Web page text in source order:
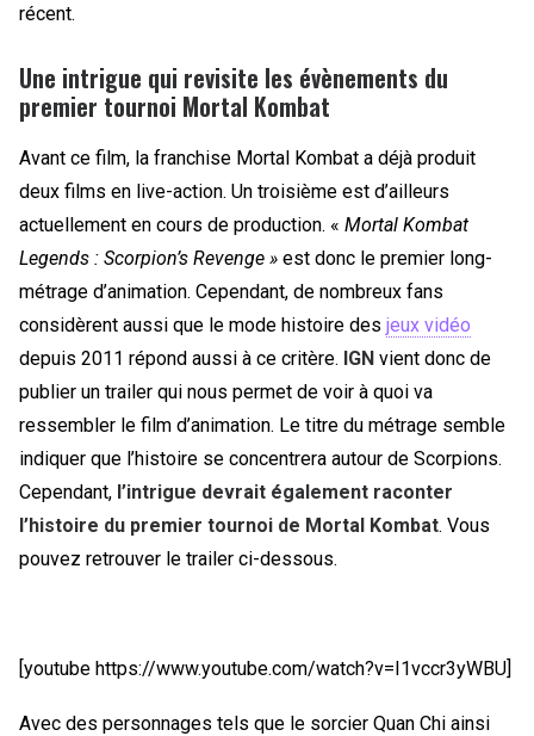
récent.
Une intrigue qui revisite les évènements du
premier tournoi Mortal Kombat
Avant ce film, la franchise Mortal Kombat a déjà produit
deux films en live-action. Un troisième est d’ailleurs
actuellement en cours de production. « Mortal Kombat
Legends : Scorpion’s Revenge » est donc le premier long-
métrage d’animation. Cependant, de nombreux fans
considèrent aussi que le mode histoire des jeux vidéo
depuis 2011 répond aussi à ce critère. IGN vient donc de
publier un trailer qui nous permet de voir à quoi va
ressembler le film d’animation. Le titre du métrage semble
indiquer que l’histoire se concentrera autour de Scorpions.
Cependant, l’intrigue devrait également raconter
l’histoire du premier tournoi de Mortal Kombat. Vous
pouvez retrouver le trailer ci-dessous.
[youtube https://www.youtube.com/watch?v=I1vccr3yWBU]
Avec des personnages tels que le sorcier Quan Chi ainsi